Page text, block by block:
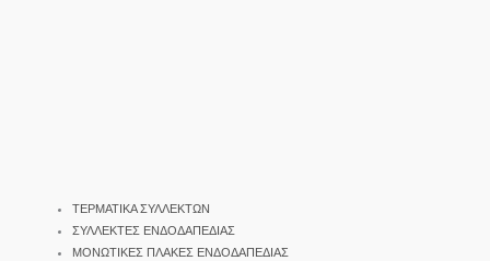
ΤΕΡΜΑΤΙΚΑ ΣΥΛΛΕΚΤΩΝ
ΣΥΛΛΕΚΤΕΣ ΕΝΔΟΔΑΠΕΔΙΑΣ
ΜΟΝΩΤΙΚΕΣ ΠΛΑΚΕΣ ΕΝΔΟΔΑΠΕΔΙΑΣ